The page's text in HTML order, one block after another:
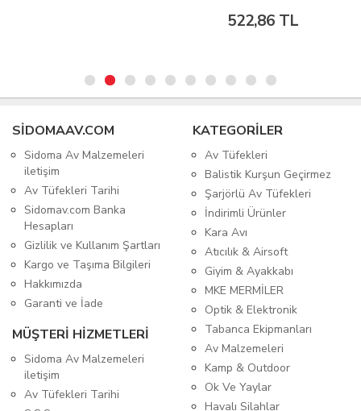
SIDOMAAV.COM
Sidoma Av Malzemeleri
iletişim
Av Tüfekleri Tarihi
Sidomav.com Banka
Hesapları
Gizlilik ve Kullanım Şartları
Kargo ve Taşıma Bilgileri
Hakkımızda
Garanti ve İade
MÜŞTERİ HİZMETLERİ
Sidoma Av Malzemeleri
iletişim
Av Tüfekleri Tarihi
KATEGORİLER
Av Tüfekleri
Balistik Kurşun Geçirmez
Şarjörlü Av Tüfekleri
İndirimli Ürünler
Kara Avı
Atıcılık & Airsoft
Giyim & Ayakkabı
MKE MERMİLER
Optik & Elektronik
Tabanca Ekipmanları
Av Malzemeleri
Kamp & Outdoor
Ok Ve Yaylar
Havalı Silahlar